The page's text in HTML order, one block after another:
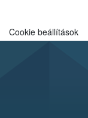
Cookie beállítások